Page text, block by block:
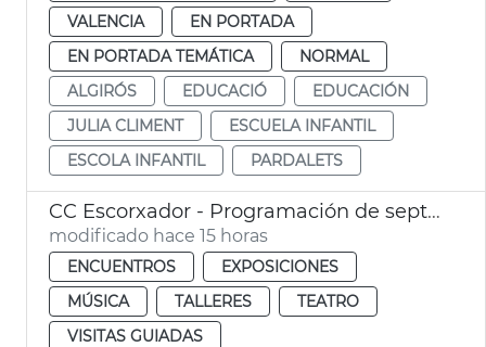
VALENCIA
EN PORTADA
EN PORTADA TEMÁTICA
NORMAL
ALGIRÓS
EDUCACIÓ
EDUCACIÓN
JULIA CLIMENT
ESCUELA INFANTIL
ESCOLA INFANTIL
PARDALETS
CC Escorxador - Programación de septiembre
modificado hace 15 horas
ENCUENTROS
EXPOSICIONES
MÚSICA
TALLERES
TEATRO
VISITAS GUIADAS